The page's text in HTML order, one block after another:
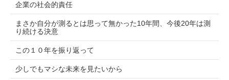
企業の社会的責任
まさか自分が測るとは思って無かった10年間、今後20年は測
り続ける決意
この１０年を振り返って
少しでもマシな未来を見たいから